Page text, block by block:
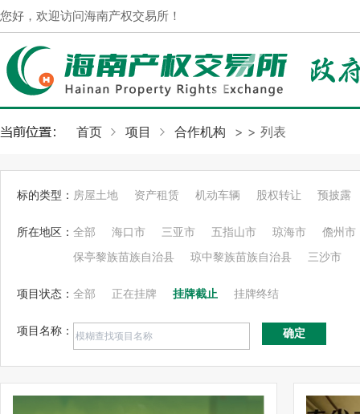
您好，欢迎访问海南产权交易所！
首页 项目 >
合作机构 > 列表
标的类型： 房屋土地 资产租赁 机动车辆 股权转让 预披露
所在地区： 全部 海口市 三亚市 五指山市 琼海市 儋州市
保亭黎族苗族自治县 琼中黎族苗族自治县 三沙市
项目状态： 全部 正在挂牌 挂牌截止 挂牌终结
项目名称： 确定